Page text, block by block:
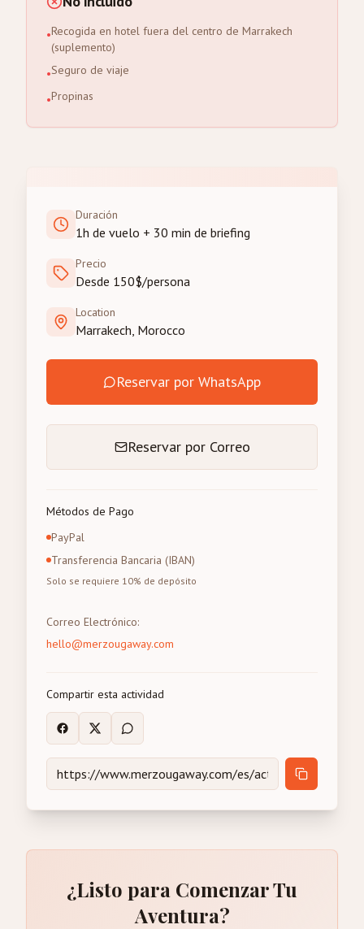
•Recogida en hotel fuera del centro de Marrakech
(suplemento)
•Seguro de viaje
•Propinas
Duración
1h de vuelo + 30 min de briefing
Precio
Desde 150$/persona
Location
Marrakech, Morocco
Reservar por WhatsApp
Reservar por Correo
Métodos de Pago
PayPal
Transferencia Bancaria (IBAN)
Solo se requiere 10% de depósito
Correo Electrónico:
hello@merzougaway.com
Compartir esta actividad
¿Listo para Comenzar Tu
Aventura?